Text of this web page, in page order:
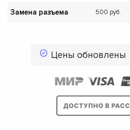
Замена разъема 500
Цены обновлены